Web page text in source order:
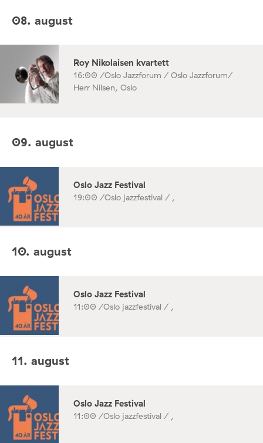
08. august
Roy Nikolaisen kvartett
16:00 /Oslo Jazzforum / Oslo Jazzforum/
Herr Nilsen, Oslo
09. august
Oslo Jazz Festival
19:00 /Oslo jazzfestival / ,
10. august
Oslo Jazz Festival
11:00 /Oslo jazzfestival / ,
11. august
Oslo Jazz Festival
11:00 /Oslo jazzfestival / ,